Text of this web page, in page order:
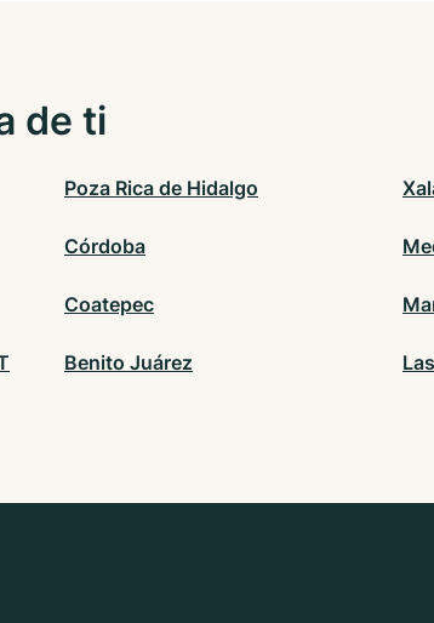
de ti
Poza Rica de Hidalgo
Córdoba
Coatepec
Benito Juárez